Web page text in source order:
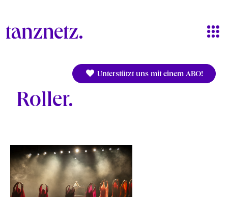
Unterstützt uns mit einem ABO!
Roller